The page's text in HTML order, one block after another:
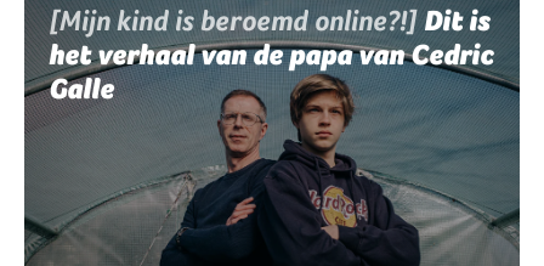
[Mijn kind is beroemd online?!] Dit is
het verhaal van de papa van Cedric
Galle